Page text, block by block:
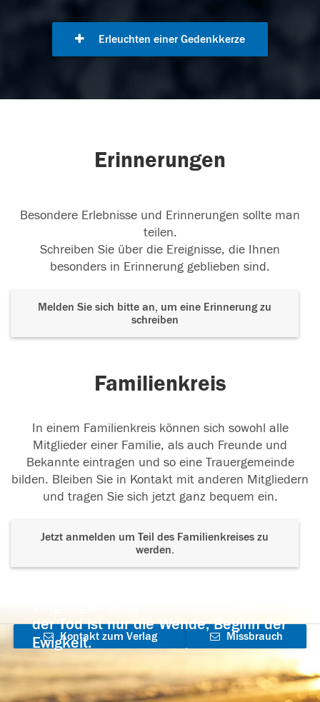
Erleuchten einer Gedenkkerze
Erinnerungen
Besondere Erlebnisse und Erinnerungen sollte man
teilen.
Schreiben Sie über die Ereignisse, die Ihnen
besonders in Erinnerung geblieben sind.
Melden Sie sich bitte an, um eine Erinnerung zu
schreiben
Familienkreis
In einem Familienkreis können sich sowohl alle
Mitglieder einer Familie, als auch Freunde und
Bekannte eintragen und so eine Trauergemeinde
bilden. Bleiben Sie in Kontakt mit anderen Mitgliedern
und tragen Sie sich jetzt ganz bequem ein.
Jetzt anmelden um Teil des Familienkreises zu
werden.
der Tod ist nur die Wende, Beginn der
Ewigkeit.
Kontakt zum Verlag
aufnehmen
Missbrauch